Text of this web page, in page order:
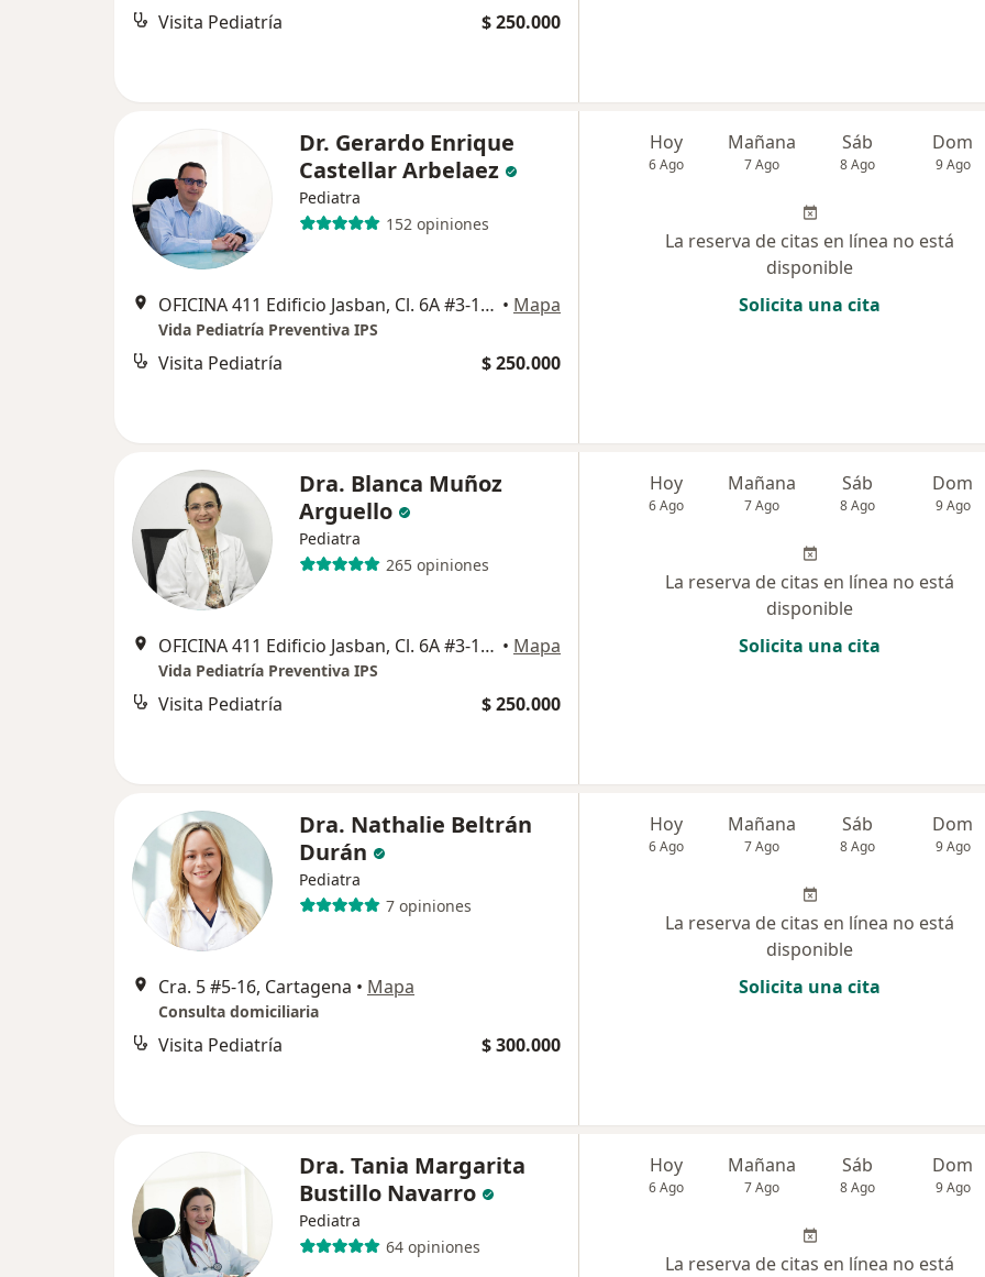
Visita Pediatría $ 250.000
Dr. Gerardo Enrique
Castellar Arbelaez
Pediatra
152 opiniones
OFICINA 411 Edificio Jasban, Cl. 6A #3-17, Cartagena • Mapa
Vida Pediatría Preventiva IPS
Visita Pediatría $ 250.000
Hoy
6 Ago
Mañana
7 Ago
Sáb
8 Ago
Dom
9 Ago
La reserva de citas en línea no está
disponible
Solicita una cita
Dra. Blanca Muñoz
Arguello
Pediatra
265 opiniones
OFICINA 411 Edificio Jasban, Cl. 6A #3-17, Cartagena • Mapa
Vida Pediatría Preventiva IPS
Visita Pediatría $ 250.000
Hoy
6 Ago
Mañana
7 Ago
Sáb
8 Ago
Dom
9 Ago
La reserva de citas en línea no está
disponible
Solicita una cita
Dra. Nathalie Beltrán
Durán
Pediatra
7 opiniones
Cra. 5 #5-16, Cartagena • Mapa
Consulta domiciliaria
Visita Pediatría $ 300.000
Hoy
6 Ago
Mañana
7 Ago
Sáb
8 Ago
Dom
9 Ago
La reserva de citas en línea no está
disponible
Solicita una cita
Dra. Tania Margarita
Bustillo Navarro
Pediatra
64 opiniones
Hoy
6 Ago
Mañana
7 Ago
Sáb
8 Ago
Dom
9 Ago
La reserva de citas en línea no está